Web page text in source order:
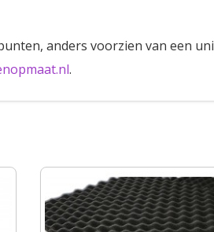
anders voorzien van een
.